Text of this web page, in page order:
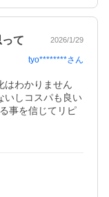
て 2026/1/29
tyo********さん
はわかりません
いしコスパも良い
事を信じてリピ